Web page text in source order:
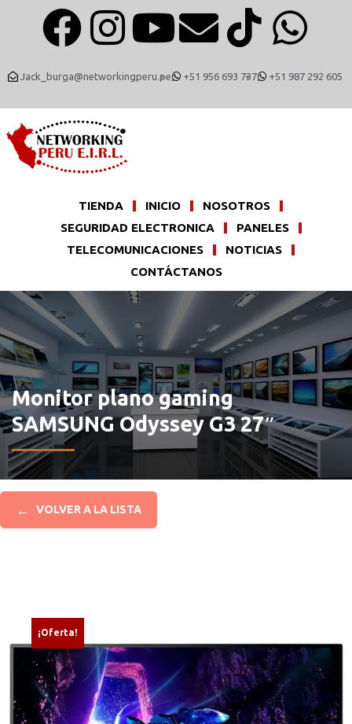
Jack_burga@networkingperu.pe +51 956 693 737 +51 987 292 605
TIENDA INICIO
NOSOTROS
SEGURIDAD ELECTRONICA
PANELES
TELECOMUNICACIONES
NOTICIAS
CONTÁCTANOS
Monitor plano gaming
SAMSUNG Odyssey G3 27″
← VOLVER A LA LISTA
¡Oferta!